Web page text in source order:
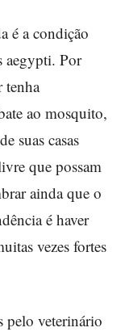
é a condição
aegypti. Por
tenha
ao mosquito,
suas casas
que possam
ainda que o
é haver
vezes fortes
pelo veterinário